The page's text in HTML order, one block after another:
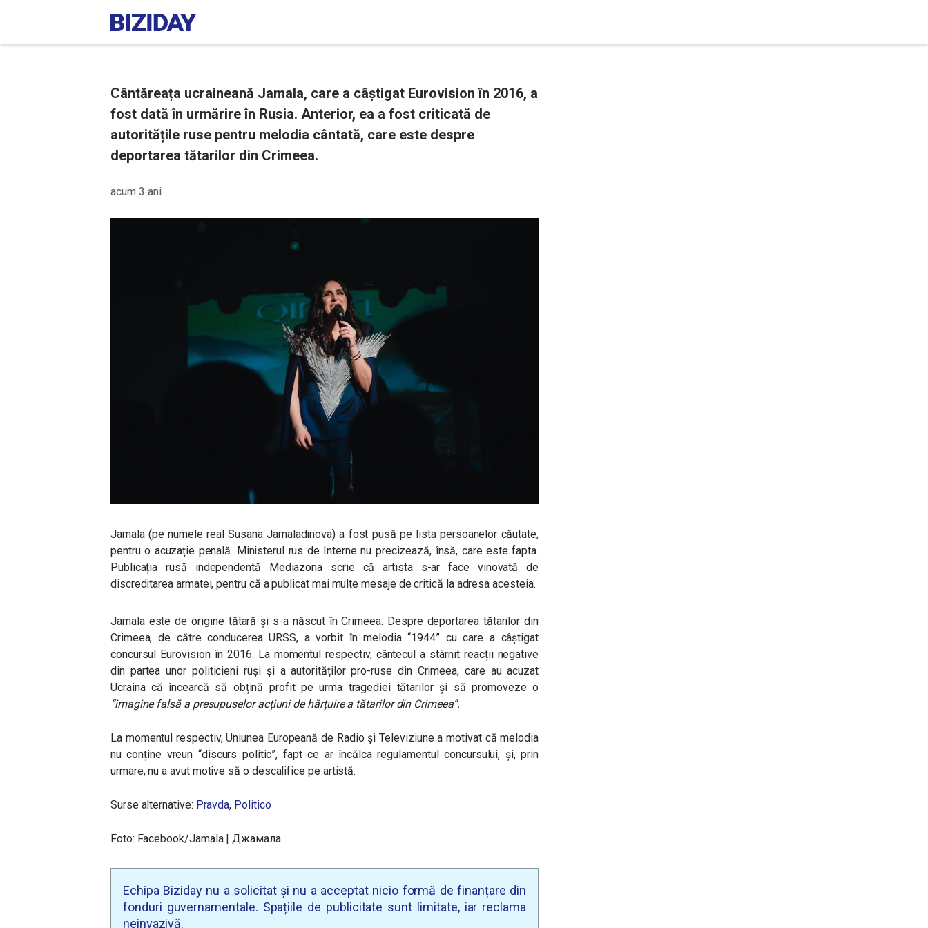
Cântăreața ucraineană Jamala, care a câștigat Eurovision în 2016, a
fost dată în urmărire în Rusia. Anterior, ea a fost criticată de
autoritățile ruse pentru melodia cântată, care este despre
deportarea tătarilor din Crimeea.
acum 3 ani
Jamala (pe numele real Susana Jamaladinova) a fost pusă pe lista persoanelor căutate,
pentru o acuzație penală. Ministerul rus de Interne nu precizează, însă, care este fapta.
Publicația rusă independentă Mediazona scrie că artista s-ar face vinovată de
discreditarea armatei, pentru că a publicat mai multe mesaje de critică la adresa acesteia.
Jamala este de origine tătară și s-a născut în Crimeea. Despre deportarea tătarilor din
Crimeea, de către conducerea URSS, a vorbit în melodia “1944” cu care a câștigat
concursul Eurovision în 2016. La momentul respectiv, cântecul a stârnit reacții negative
din partea unor politicieni ruși și a autorităților pro-ruse din Crimeea, care au acuzat
Ucraina că încearcă să obțină profit pe urma tragediei tătarilor și să promoveze o
“imagine falsă a presupuselor acțiuni de hărțuire a tătarilor din Crimeea”.
La momentul respectiv, Uniunea Europeană de Radio și Televiziune a motivat că melodia
nu conține vreun “discurs politic”, fapt ce ar încălca regulamentul concursului, și, prin
urmare, nu a avut motive să o descalifice pe artistă.
Surse alternative: Pravda, Politico
Foto: Facebook/Jamala | Джамала
Echipa Biziday nu a solicitat și nu a acceptat nicio formă de finanțare din
fonduri guvernamentale. Spațiile de publicitate sunt limitate, iar reclama
neinvazivă.